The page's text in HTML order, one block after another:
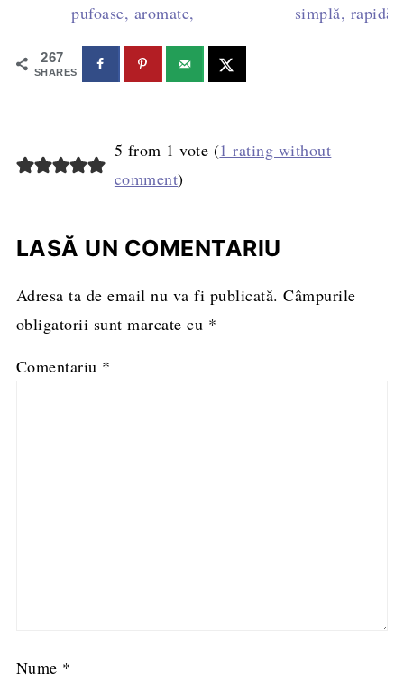
pufoase, aromate, gata în 15 minutesimplă, rapidă
267
SHARES
5 from 1 vote (1 rating without
comment)
LASĂ UN COMENTARIU
Adresa ta de email nu va fi publicată. Câmpurile
obligatorii sunt marcate cu *
Comentariu *
Nume *